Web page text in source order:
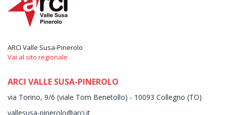
ARCI Valle Susa-Pinerolo
Vai al sito regionale
ARCI VALLE SUSA-PINEROLO
via Torino, 9/6 (viale Tom Benetollo) - 10093 Collegno (TO)
vallesusa-pinerolo@arci.it